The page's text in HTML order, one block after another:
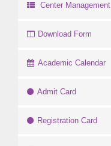
Center Management
Download Form
Academic Calendar
Admit Card
Registration Card